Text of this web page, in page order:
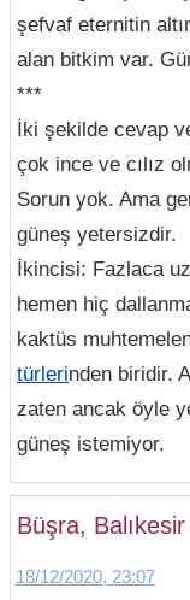
şefvaf eternitin
alan bitkim var.
***
İki şekilde cevap
çok ince ve cılız
Sorun yok. Ama
güneş yetersizdir.
İkincisi: Fazlaca
hemen hiç
kaktüs
türlerinden biridir.
zaten ancak öyle
güneş istemiyor.
Büşra, Balıkesir
18/12/2020, 23:07